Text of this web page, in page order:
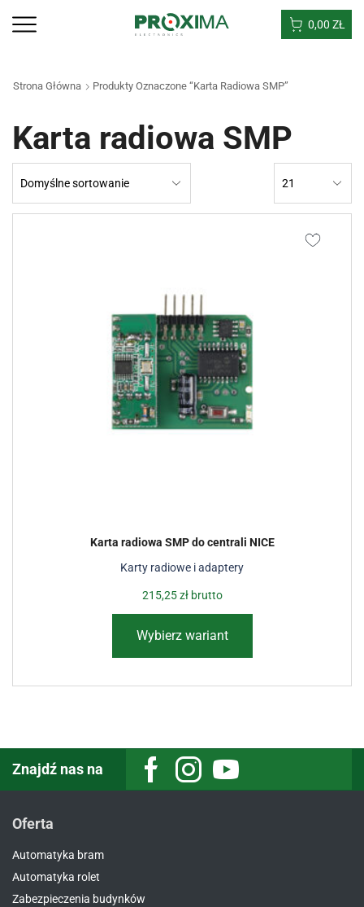
0,00 ZŁ
Strona Główna Produkty Oznaczone “Karta Radiowa SMP”
Karta radiowa SMP
Karty radiowe i adaptery
Karta radiowa SMP do centrali NICE
215,25złbrutto
Wybierz wariant
Znajdź nas na FacebookInstagramYoutube
Oferta
Automatyka bram
Automatyka rolet
Zabezpieczenia budynków